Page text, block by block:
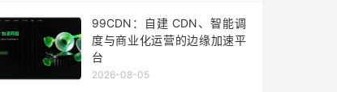
99CDN：自建 CDN、智能调
度与商业化运营的边缘加速平
台
2026-08-05